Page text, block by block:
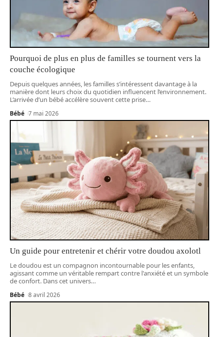
Pourquoi de plus en plus de familles se tournent vers la
couche écologique
Depuis quelques années, les familles s’intéressent davantage à la
manière dont leurs choix du quotidien influencent l’environnement.
L’arrivée d’un bébé accélère souvent cette prise…
Bébé 7 mai 2026
Un guide pour entretenir et chérir votre doudou axolotl
Le doudou est un compagnon incontournable pour les enfants,
agissant comme un véritable rempart contre l'anxiété et un symbole
de confort. Dans cet univers…
Bébé 8 avril 2026